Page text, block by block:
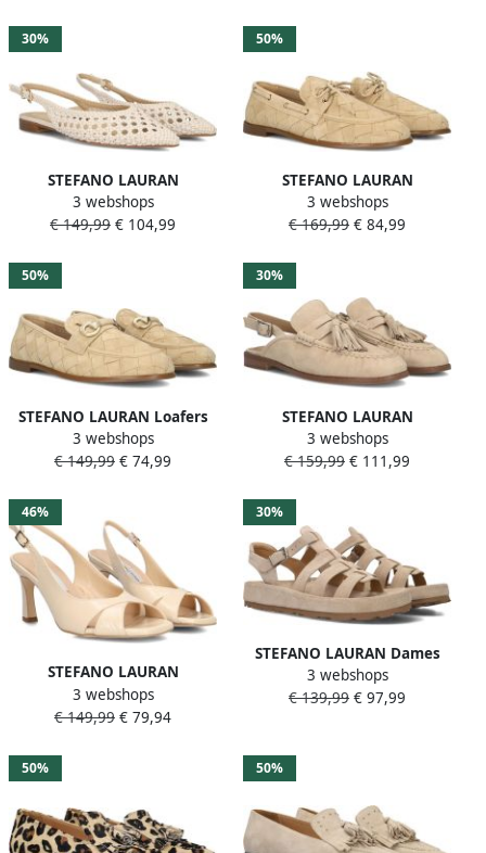
30%
STEFANO LAURAN
Slingbacks Dames St2546
Maat: 40 Materiaal: Suède
3 webshops
€ 149,99 € 104,99
50%
STEFANO LAURAN
Instappers Dames D24063
Maat: 41 Materiaal: Suède
3 webshops
€ 169,99 € 84,99
50%
STEFANO LAURAN Loafers
Dames D24083 Maat: 38
Materiaal: Suède Kleur:
3 webshops
€ 149,99 € 74,99
30%
STEFANO LAURAN
Slingbacks Dames 2900b
Maat: 37 Materiaal: Suède
3 webshops
€ 159,99 € 111,99
46%
STEFANO LAURAN
Slingbacks Dames 6716
Maat: 37 Kleur: Beige
3 webshops
€ 149,99 € 79,94
30%
STEFANO LAURAN Dames
7015b Maat: 41 Materiaal:
Suède Kleur: Beige
3 webshops
€ 139,99 € 97,99
50% 50%